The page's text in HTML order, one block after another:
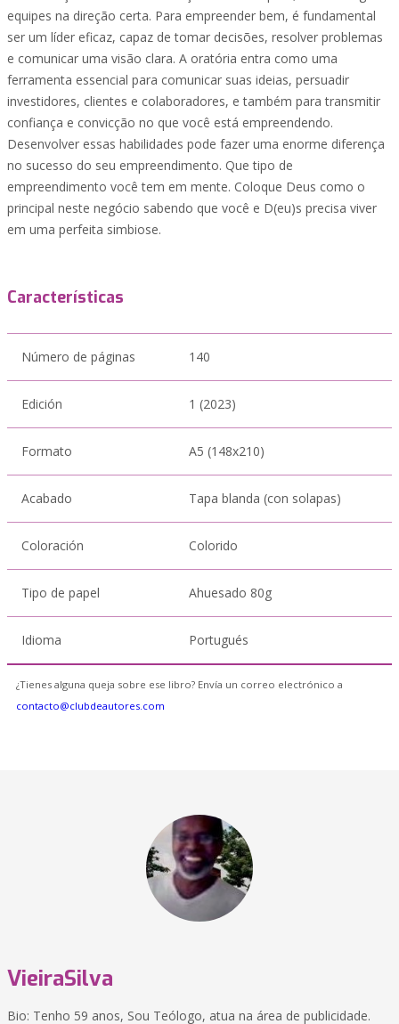
equipes na direção certa. Para empreender bem, é fundamental
ser um líder eficaz, capaz de tomar decisões, resolver problemas
e comunicar uma visão clara. A oratória entra como uma
ferramenta essencial para comunicar suas ideias, persuadir
investidores, clientes e colaboradores, e também para transmitir
confiança e convicção no que você está empreendendo.
Desenvolver essas habilidades pode fazer uma enorme diferença
no sucesso do seu empreendimento. Que tipo de
empreendimento você tem em mente. Coloque Deus como o
principal neste negócio sabendo que você e D(eu)s precisa viver
em uma perfeita simbiose.
Características
Número de páginas 140
Edición 1 (2023)
Formato A5 (148x210)
Acabado Tapa blanda (con solapas)
Coloración Colorido
Tipo de papel Ahuesado 80g
Idioma Portugués
¿Tienes alguna queja sobre ese libro? Envía un correo electrónico a
contacto@clubdeautores.com
VieiraSilva
Bio: Tenho 59 anos, Sou Teólogo, atua na área de publicidade.